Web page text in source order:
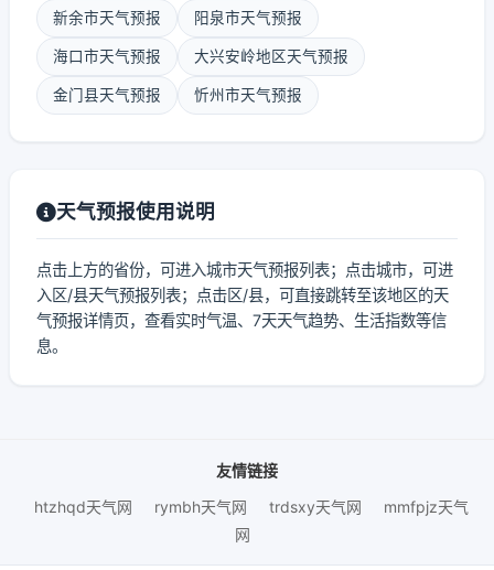
新余市天气预报 阳泉市天气预报
海口市天气预报 大兴安岭地区天气预报
金门县天气预报 忻州市天气预报
天气预报使用说明
点击上方的省份，可进入城市天气预报列表；点击城市，可进
入区/县天气预报列表；点击区/县，可直接跳转至该地区的天
气预报详情页，查看实时气温、7天天气趋势、生活指数等信
息。
友情链接
htzhqd天气网
rymbh天气网 trdsxy天气网
mmfpjz天气
网